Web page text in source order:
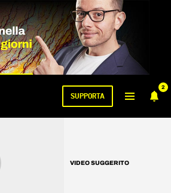
2
SUPPORTA
VIDEO SUGGERITO